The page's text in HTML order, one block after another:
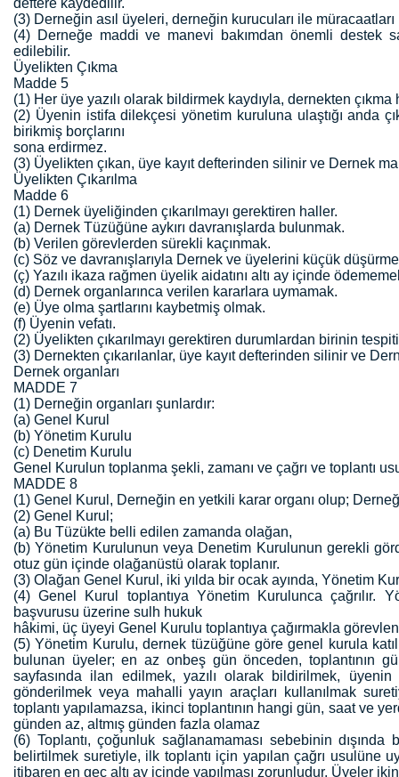
deftere kaydedilir.
(3) Derneğin asıl üyeleri, derneğin kurucuları ile
(4) Derneğe maddi ve manevi bakımdan önemli destek
edilebilir.
Üyelikten Çıkma
Madde 5
(1) Her üye yazılı olarak bildirmek kaydıyla, dernekten çıkma
(2) Üyenin istifa dilekçesi yönetim kuruluna ulaştığı anda
birikmiş borçlarını
sona erdirmez.
(3) Üyelikten çıkan, üye kayıt defterinden silinir ve Dernek
Üyelikten Çıkarılma
Madde 6
(1) Dernek üyeliğinden çıkarılmayı gerektiren haller.
(a) Dernek Tüzüğüne aykırı davranışlarda bulunmak.
(b) Verilen görevlerden sürekli kaçınmak.
(c) Söz ve davranışlarıyla Dernek ve üyelerini küçük
(ç) Yazılı ikaza rağmen üyelik aidatını altı ay içinde
(d) Dernek organlarınca verilen kararlara uymamak.
(e) Üye olma şartlarını kaybetmiş olmak.
(f) Üyenin vefatı.
(2) Üyelikten çıkarılmayı gerektiren durumlardan birinin
(3) Dernekten çıkarılanlar, üye kayıt defterinden silinir ve
Dernek organları
MADDE 7
(1) Derneğin organları şunlardır:
(a) Genel Kurul
(b) Yönetim Kurulu
(c) Denetim Kurulu
Genel Kurulun toplanma şekli, zamanı ve çağrı ve toplantı
MADDE 8
(1) Genel Kurul, Derneğin en yetkili karar organı olup;
(2) Genel Kurul;
(a) Bu Tüzükte belli edilen zamanda olağan,
(b) Yönetim Kurulunun veya Denetim Kurulunun gerekli
otuz gün içinde olağanüstü olarak toplanır.
(3) Olağan Genel Kurul, iki yılda bir ocak ayında, Yönetim
(4) Genel Kurul toplantıya Yönetim Kurulunca çağrılır.
başvurusu üzerine sulh hukuk
hâkimi, üç üyeyi Genel Kurulu toplantıya çağırmakla
(5) Yönetim Kurulu, dernek tüzüğüne göre genel kurula
bulunan üyeler; en az onbeş gün önceden, toplantının
sayfasında ilan edilmek, yazılı olarak bildirilmek,
gönderilmek veya mahalli yayın araçları kullanılmak
toplantı yapılamazsa, ikinci toplantının hangi gün, saat ve
günden az, altmış günden fazla olamaz
(6) Toplantı, çoğunluk sağlanamaması sebebinin
belirtilmek suretiyle, ilk toplantı için yapılan çağrı usulüne
itibaren en geç altı ay içinde yapılması zorunludur. Üyeler